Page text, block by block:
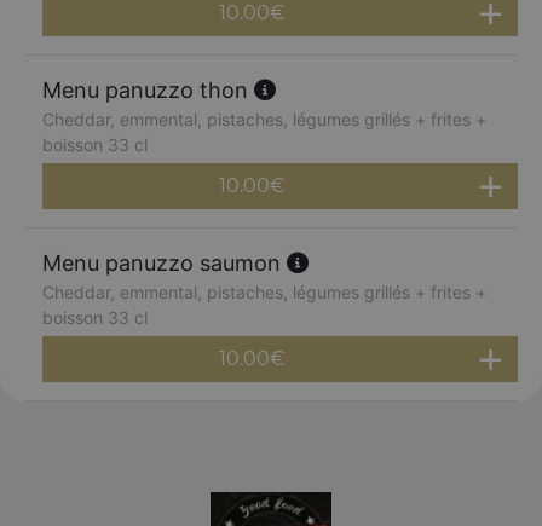
10.00€
Menu panuzzo thon
Cheddar, emmental, pistaches, légumes grillés + frites +
boisson 33 cl
10.00€
Menu panuzzo saumon
Cheddar, emmental, pistaches, légumes grillés + frites +
boisson 33 cl
10.00€